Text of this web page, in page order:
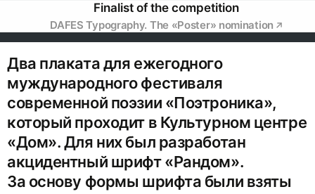
Finalist of the competition
DAFES Typography. The «Poster» nomination
Два плаката для ежегодного
муждународного фестиваля
современной поэзии «Поэтроника»,
который проходит в Культурном центре
«Дом». Для них был разработан
акцидентный шрифт «Рандом».
За основу формы шрифта были взяты